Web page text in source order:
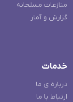
منازعات مسلحانه
گزارش و آمار
خدمات
درباره ی ما
ارتباط با ما